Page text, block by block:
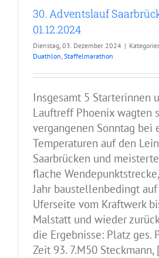
30. Adventslauf
01.12.2024
Dienstag, 03. Dezember 2024 |
Duathlon, Staffelmarathon
Insgesamt 5 Starterinnen
Lauftreff Phoenix wagten
vergangenen Sonntag bei
Temperaturen auf den
Saarbrücken und
flache
Jahr baustellenbedingt
Uferseite vom Kraftwerk
Malstatt und wieder
die Ergebnisse: Platz ges.
Zeit 93. 7.M50 Steckmann,